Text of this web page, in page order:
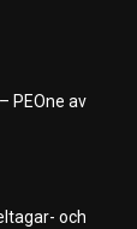
PEOne av
och